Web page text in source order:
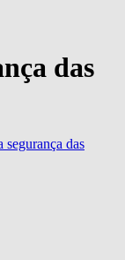
das
das